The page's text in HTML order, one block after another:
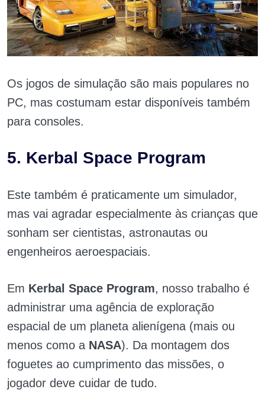
Os jogos de simulação são mais populares no
PC, mas costumam estar disponíveis também
para consoles.
5. Kerbal Space Program
Este também é praticamente um simulador,
mas vai agradar especialmente às crianças que
sonham ser cientistas, astronautas ou
engenheiros aeroespaciais.
Em Kerbal Space Program, nosso trabalho é
administrar uma agência de exploração
espacial de um planeta alienígena (mais ou
menos como a NASA). Da montagem dos
foguetes ao cumprimento das missões, o
jogador deve cuidar de tudo.